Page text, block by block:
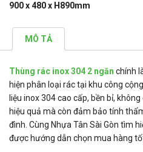
900 x 480 x H890mm
MÔ TẢ
Thùng rác inox 304 2 ngăn chính
hiện phân loại rác tại khu công
liệu inox 304 cao cấp, bền bỉ,
hiệu quả mà còn đảm bảo tính
đình. Cùng Nhựa Tân Sài Gòn tìm
được hướng dẫn chọn mua hàng